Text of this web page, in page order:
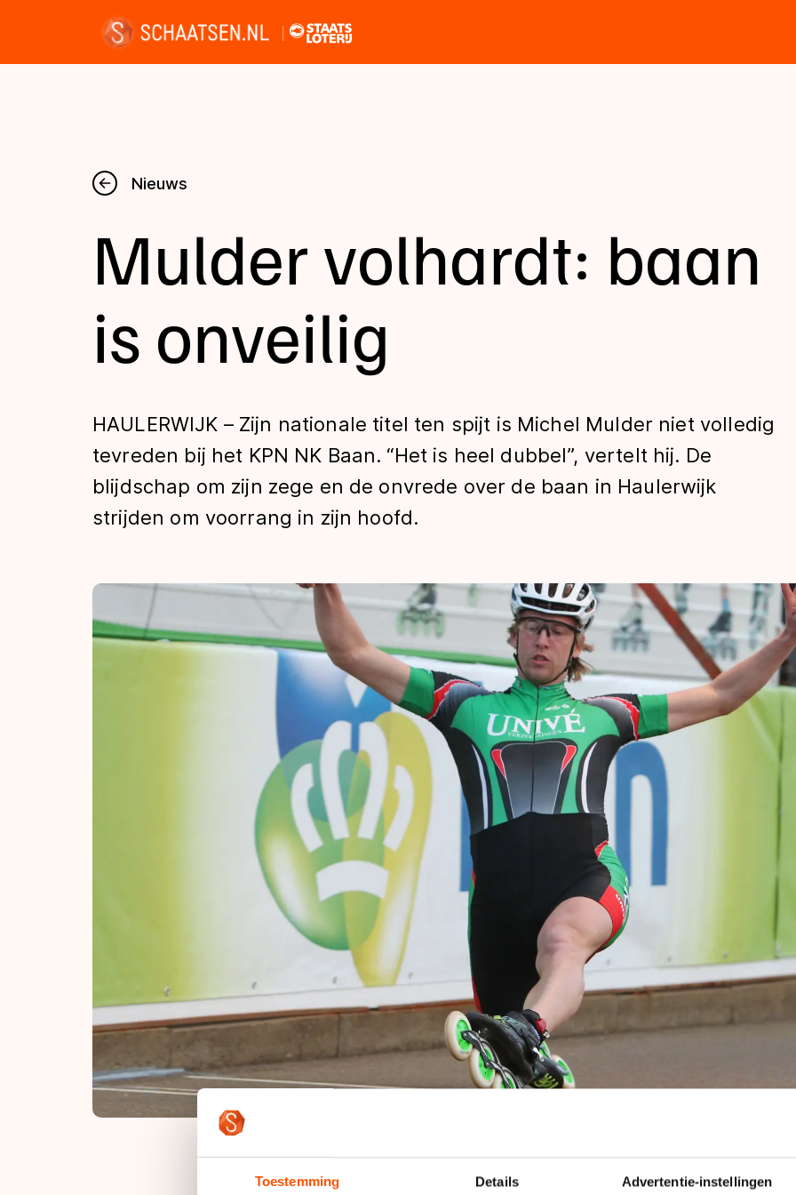
Toestemming Details Advertentie-instellingen
Nieuws
Kalender
Disciplines
Uitslagen
Tijden & historie
De weg op
Olympische Spelen
Nieuws
Mulder volhardt: baan
is onveilig
HAULERWIJK – Zijn nationale titel ten spijt is Michel Mulder niet volledig
tevreden bij het KPN NK Baan. “Het is heel dubbel”, vertelt hij. De
blijdschap om zijn zege en de onvrede over de baan in Haulerwijk
strijden om voorrang in zijn hoofd.